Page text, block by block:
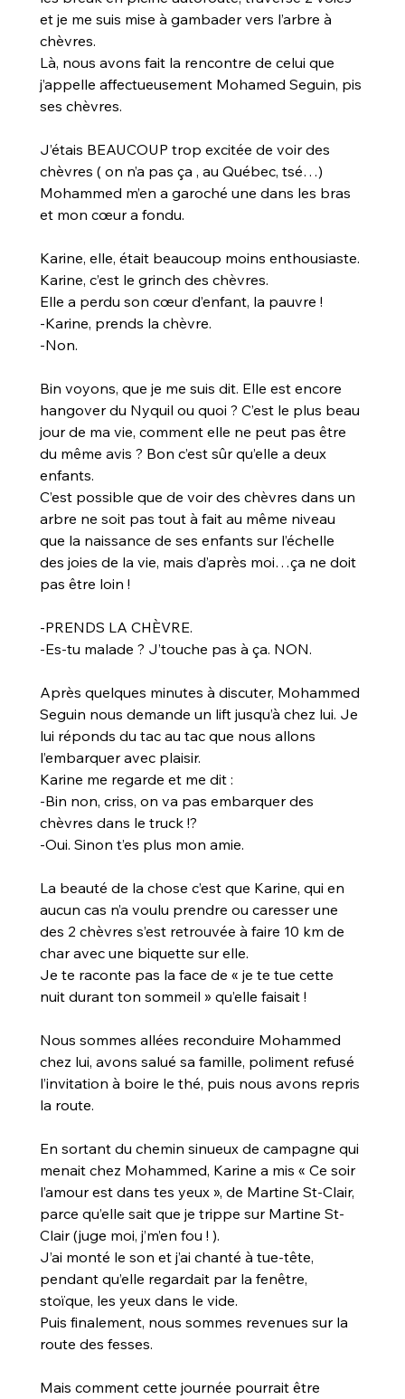
et je me suis mise à gambader vers l’arbre à
chèvres.
Là, nous avons fait la rencontre de celui que
j’appelle affectueusement Mohamed Seguin, pis
ses chèvres.
J’étais BEAUCOUP trop excitée de voir des
chèvres ( on n’a pas ça , au Québec, tsé…)
Mohammed m’en a garoché une dans les bras
et mon cœur a fondu.
Karine, elle, était beaucoup moins enthousiaste.
Karine, c’est le grinch des chèvres.
Elle a perdu son cœur d’enfant, la pauvre !
-Karine, prends la chèvre.
-Non.
Bin voyons, que je me suis dit. Elle est encore
hangover du Nyquil ou quoi ? C’est le plus beau
jour de ma vie, comment elle ne peut pas être
du même avis ? Bon c’est sûr qu’elle a deux
enfants.
C’est possible que de voir des chèvres dans un
arbre ne soit pas tout à fait au même niveau
que la naissance de ses enfants sur l’échelle
des joies de la vie, mais d’après moi…ça ne doit
pas être loin !
-PRENDS LA CHÈVRE.
-Es-tu malade ? J’touche pas à ça. NON.
Après quelques minutes à discuter, Mohammed
Seguin nous demande un lift jusqu’à chez lui. Je
lui réponds du tac au tac que nous allons
l’embarquer avec plaisir.
Karine me regarde et me dit :
-Bin non, criss, on va pas embarquer des
chèvres dans le truck !?
-Oui. Sinon t’es plus mon amie.
La beauté de la chose c’est que Karine, qui en
aucun cas n’a voulu prendre ou caresser une
des 2 chèvres s’est retrouvée à faire 10 km de
char avec une biquette sur elle.
Je te raconte pas la face de « je te tue cette
nuit durant ton sommeil » qu’elle faisait !
Nous sommes allées reconduire Mohammed
chez lui, avons salué sa famille, poliment refusé
l’invitation à boire le thé, puis nous avons repris
la route.
En sortant du chemin sinueux de campagne qui
menait chez Mohammed, Karine a mis « Ce soir
l’amour est dans tes yeux », de Martine St-Clair,
parce qu’elle sait que je trippe sur Martine St-
Clair (juge moi, j’m’en fou ! ).
J’ai monté le son et j’ai chanté à tue-tête,
pendant qu’elle regardait par la fenêtre,
stoïque, les yeux dans le vide.
Puis finalement, nous sommes revenues sur la
route des fesses.
Mais comment cette journée pourrait être